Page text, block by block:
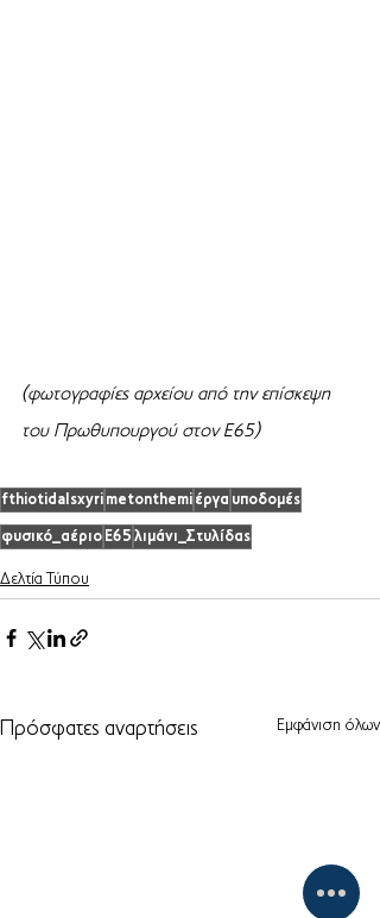
(φωτογραφίες αρχείου από την επίσκεψη
του Πρωθυπουργού στον Ε65)
fthiotidaIsxyri metonthemi έργα υποδομές
φυσικό_αέριο Ε65 λιμάνι_Στυλίδας
Δελτία Τύπου
Πρόσφατες αναρτήσεις Εμφάνιση όλων